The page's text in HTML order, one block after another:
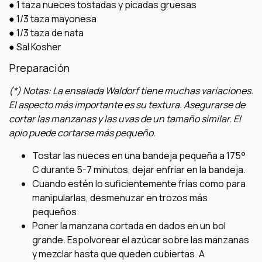
● 1 taza nueces tostadas y picadas gruesas
● 1/3 taza mayonesa
● 1/3 taza de nata
● Sal Kosher
Preparación
(*) Notas: La ensalada Waldorf tiene muchas variaciones.
El aspecto más importante es su textura. Asegurarse de
cortar las manzanas y las uvas de un tamaño similar. El
apio puede cortarse más pequeño.
Tostar las nueces en una bandeja pequeña a 175°
C durante 5-7 minutos, dejar enfriar en la bandeja.
Cuando estén lo suficientemente frías como para
manipularlas, desmenuzar en trozos más
pequeños.
Poner la manzana cortada en dados en un bol
grande. Espolvorear el azúcar sobre las manzanas
y mezclar hasta que queden cubiertas. A